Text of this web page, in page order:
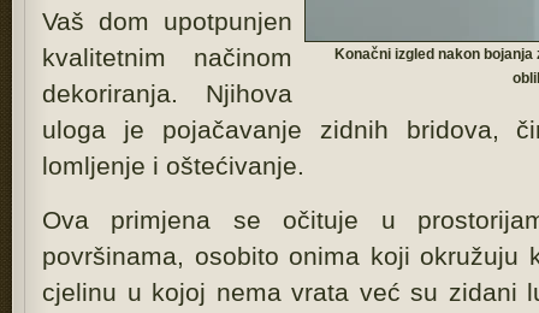
Konačni izgled nakon
Vaš dom upotpunjen
kvalitetnim načinom
dekoriranja. Njihova
uloga je pojačavanje zidnih bridova,
lomljenje i oštećivanje.
Ova primjena se očituje u
površinama, osobito onima koji okružuju
cjelinu u kojoj nema vrata već su zidani